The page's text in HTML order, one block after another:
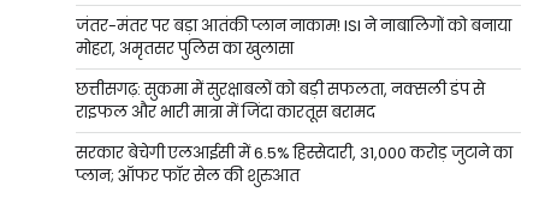
जंतर-मंतर पर बड़ा आतंकी प्लान नाकाम! ISI ने नाबालिगों को बनाया
मोहरा, अमृतसर पुलिस का खुलासा
छत्तीसगढ़: सुकमा में सुरक्षाबलों को बड़ी सफलता, नक्सली डंप से
राइफल और भारी मात्रा में जिंदा कारतूस बरामद
सरकार बेचेगी एलआईसी में 6.5% हिस्सेदारी, 31,000 करोड़ जुटाने का
प्लान; ऑफर फॉर सेल की शुरुआत